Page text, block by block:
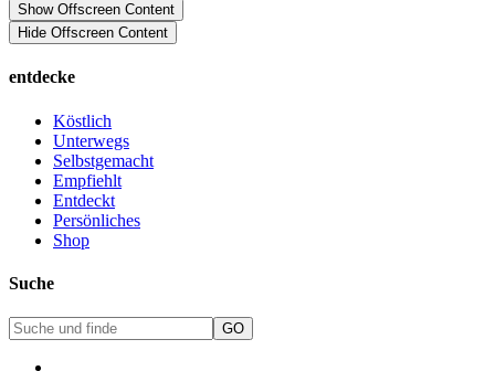
Show Offscreen Content
Hide Offscreen Content
entdecke
Köstlich
Unterwegs
Selbstgemacht
Empfiehlt
Entdeckt
Persönliches
Shop
Suche